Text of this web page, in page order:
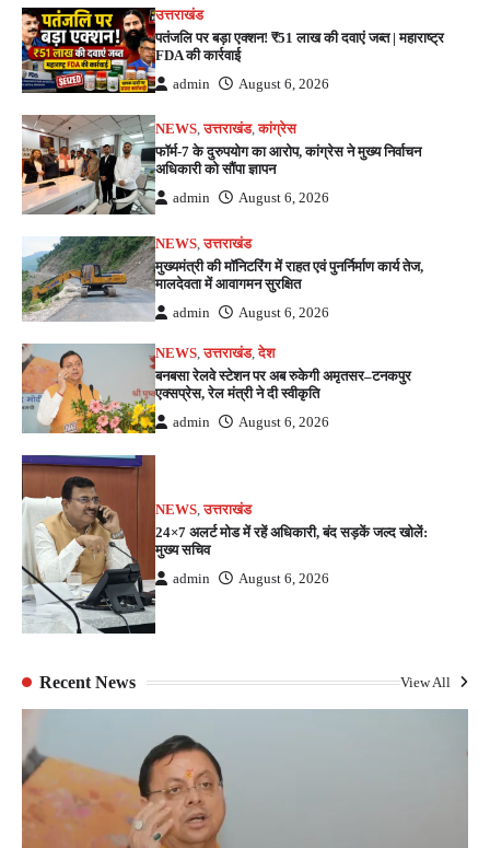
उत्तराखंड
पतंजलि पर बड़ा एक्शन! ₹51 लाख की दवाएं जब्त | महाराष्ट्र
FDA की कार्रवाई
admin August 6, 2026
NEWS,उत्तराखंड,कांग्रेस
फॉर्म-7 के दुरुपयोग का आरोप, कांग्रेस ने मुख्य निर्वाचन
अधिकारी को सौंपा ज्ञापन
admin August 6, 2026
NEWS,उत्तराखंड
मुख्यमंत्री की मॉनिटरिंग में राहत एवं पुनर्निर्माण कार्य तेज,
मालदेवता में आवागमन सुरक्षित
admin August 6, 2026
NEWS,उत्तराखंड,देश
बनबसा रेलवे स्टेशन पर अब रुकेगी अमृतसर–टनकपुर
एक्सप्रेस, रेल मंत्री ने दी स्वीकृति
admin August 6, 2026
NEWS ,उत्तराखंड
24×7 अलर्ट मोड में रहें अधिकारी, बंद सड़कें जल्द खोलें:
मुख्य सचिव
admin August 6, 2026
Recent News View All